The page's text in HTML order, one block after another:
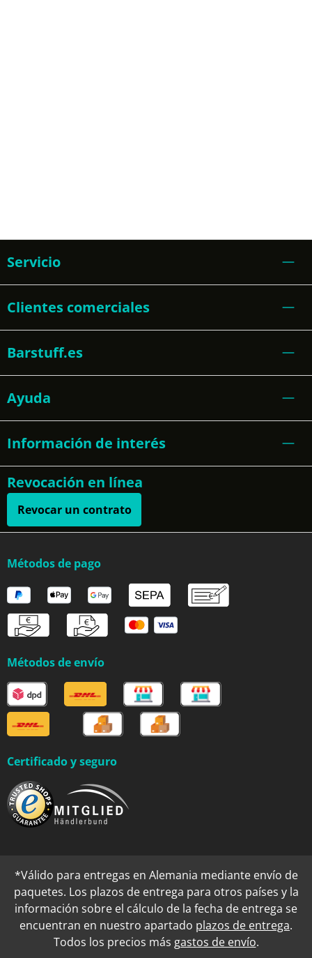
Servicio
Clientes comerciales
Barstuff.es
Ayuda
Información de interés
Revocación en línea
Revocar un contrato
Métodos de pago
Métodos de envío
Certificado y seguro
*Válido para entregas en Alemania mediante envío de
paquetes. Los plazos de entrega para otros países y la
información sobre el cálculo de la fecha de entrega se
encuentran en nuestro apartado plazos de entrega.
Todos los precios más gastos de envío.